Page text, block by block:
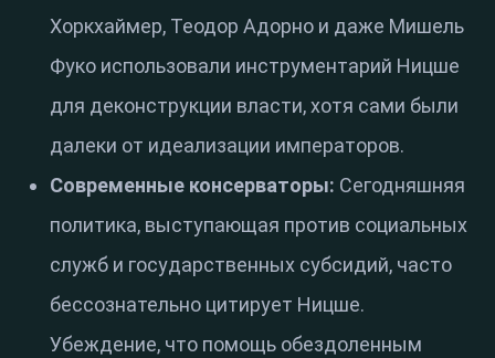
Хоркхаймер, Теодор Адорно и даже Мишель
Фуко использовали инструментарий Ницше
для деконструкции власти, хотя сами были
далеки от идеализации императоров.
Современные консерваторы: Сегодняшняя
политика, выступающая против социальных
служб и государственных субсидий, часто
бессознательно цитирует Ницше.
Убеждение, что помощь обездоленным